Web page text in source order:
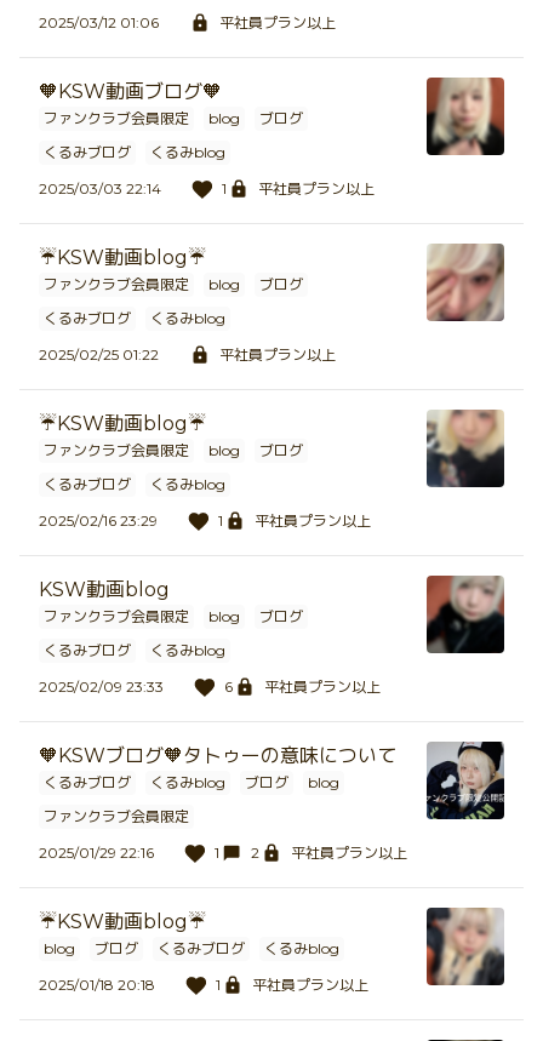
2025/03/12 01:06
平社員プラン以上
🧡KSW動画ブログ🧡
ファンクラブ会員限定 blog
ブログ
くるみブログ
くるみblog
2025/03/03 22:14
1 平社員プラン以上
☔️KSW動画blog☔️
ファンクラブ会員限定 blog
ブログ
くるみブログ
くるみblog
2025/02/25 01:22
平社員プラン以上
☔️KSW動画blog☔️
ファンクラブ会員限定 blog
ブログ
くるみブログ
くるみblog
2025/02/16 23:29
1 平社員プラン以上
KSW動画blog
ファンクラブ会員限定 blog
ブログ
くるみブログ
くるみblog
2025/02/09 23:33
6 平社員プラン以上
🧡KSWブログ🧡タトゥーの意味について
くるみブログ くるみblog ブログ
blog
ファンクラブ会員限定
2025/01/29 22:16
1 2 平社員プラン以上
☔️KSW動画blog☔️
blog ブログ くるみブログ
くるみblog
2025/01/18 20:18
1 平社員プラン以上